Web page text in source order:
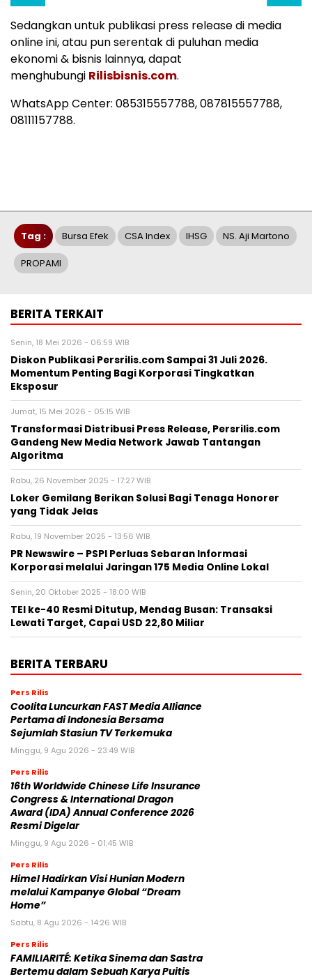
Sedangkan untuk publikasi press release di media
online ini, atau pun serentak di puluhan media
ekonomi & bisnis lainnya, dapat
menghubungi Rilisbisnis.com.
WhatsApp Center: 085315557788, 087815557788,
08111157788.
Tag : Bursa Efek CSA Index IHSG NS. Aji Martono
PROPAMI
BERITA TERKAIT
Senin, 18 Mei 2026 - 06:59 WIB
Diskon Publikasi Persrilis.com Sampai 31 Juli 2026.
Momentum Penting Bagi Korporasi Tingkatkan
Eksposur
Jumat, 15 Mei 2026 - 05:15 WIB
Transformasi Distribusi Press Release, Persrilis.com
Gandeng New Media Network Jawab Tantangan
Algoritma
Rabu, 26 November 2025 - 17:27 WIB
Loker Gemilang Berikan Solusi Bagi Tenaga Honorer
yang Tidak Jelas
Rabu, 19 November 2025 - 13:56 WIB
PR Newswire – PSPI Perluas Sebaran Informasi
Korporasi melalui Jaringan 175 Media Online Lokal
Senin, 20 Oktober 2025 - 18:00 WIB
TEI ke-40 Resmi Ditutup, Mendag Busan: Transaksi
Lewati Target, Capai USD 22,80 Miliar
BERITA TERBARU
Pers Rilis
Coolita Luncurkan FAST Media Alliance
Pertama di Indonesia Bersama
Sejumlah Stasiun TV Terkemuka
Minggu, 9 Agu 2026 - 23:49 WIB
Pers Rilis
16th Worldwide Chinese Life Insurance
Congress & International Dragon
Award (IDA) Annual Conference 2026
Resmi Digelar
Minggu, 9 Agu 2026 - 01:45 WIB
Pers Rilis
Himel Hadirkan Visi Hunian Modern
melalui Kampanye Global “Dream
Home”
Sabtu, 8 Agu 2026 - 14:26 WIB
Pers Rilis
FAMILIARITÉ: Ketika Sinema dan Sastra
Bertemu dalam Sebuah Karya Puitis